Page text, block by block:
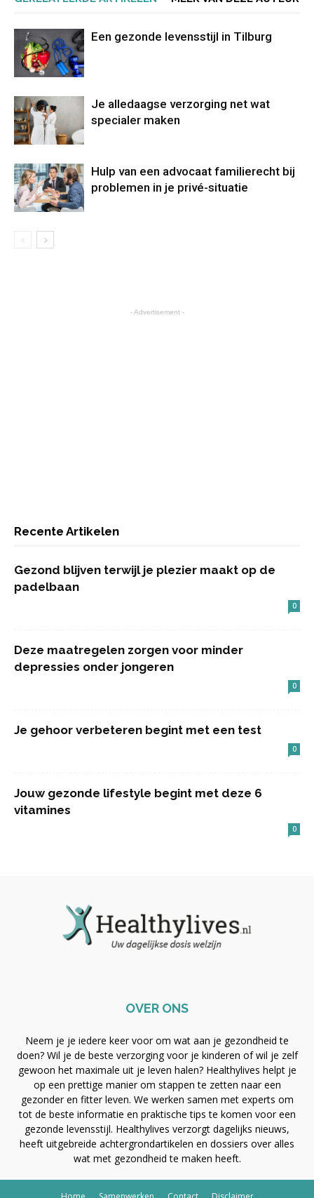
Een gezonde levensstijl in Tilburg
Je alledaagse verzorging net wat
specialer maken
Hulp van een advocaat familierecht bij
problemen in je privé-situatie
- Advertisement -
Recente Artikelen
Gezond blijven terwijl je plezier maakt op de
padelbaan
0
Deze maatregelen zorgen voor minder
depressies onder jongeren
0
Je gehoor verbeteren begint met een test
0
Jouw gezonde lifestyle begint met deze 6
vitamines
0
OVER ONS
Neem je je iedere keer voor om wat aan je gezondheid te
doen? Wil je de beste verzorging voor je kinderen of wil je zelf
gewoon het maximale uit je leven halen? Healthylives helpt je
op een prettige manier om stappen te zetten naar een
gezonder en fitter leven. We werken samen met experts om
tot de beste informatie en praktische tips te komen voor een
gezonde levensstijl. Healthylives verzorgt dagelijks nieuws,
heeft uitgebreide achtergrondartikelen en dossiers over alles
wat met gezondheid te maken heeft.